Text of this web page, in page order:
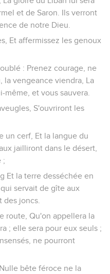
d'Arpad ? Où sont les
Samarie de ma main ?
que l'Éternel délivre
pas un mot ; car le
lui répondrez pas.
d'Asaph, l'archiviste,
déchirés, et lui
pour le moment.
Ésaïe
cela, il déchira ses
alla dans la maison de